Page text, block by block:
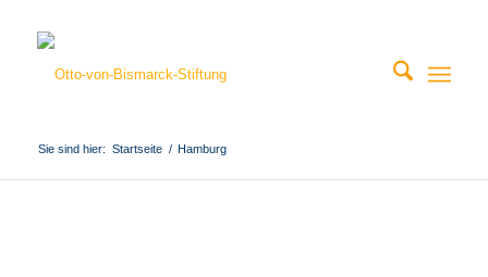
Sie sind hier: Startseite / Hamburg